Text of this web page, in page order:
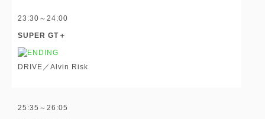
23:30～24:00
SUPER GT＋
DRIVE／Alvin Risk
25:35～26:05